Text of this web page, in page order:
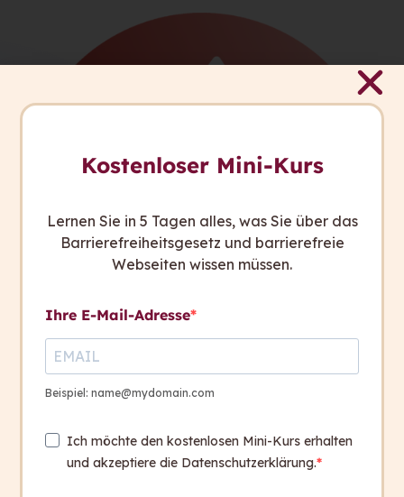
Mehr über das CCUV-Projekt
Kostenloser Mini-Kurs
Lernen Sie in 5 Tagen alles, was Sie über das
Barrierefreiheitsgesetz und barrierefreie
Webseiten wissen müssen.
Ihre E-Mail-Adresse
Beispiel: name@mydomain.com
Ich möchte den kostenlosen Mini-Kurs erhalten
und akzeptiere die Datenschutzerklärung.